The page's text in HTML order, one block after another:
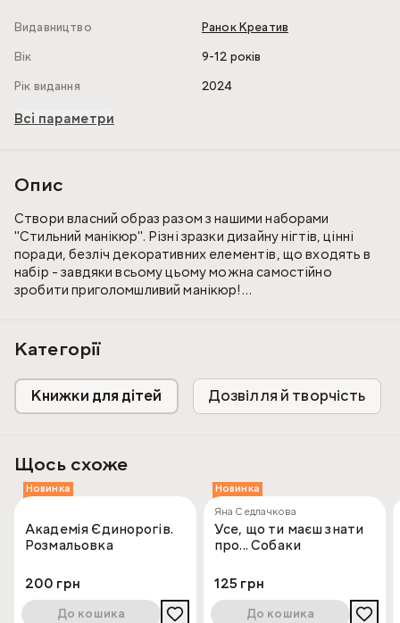
Видавництво
Ранок Креатив
Вік
9-12 років
Рік видання
2024
Всі параметри
Опис
Створи власний образ разом з нашими наборами
"Стильний манікюр". Різні зразки дизайну нігтів, цінні
поради, безліч декоративних елементів, що входять в
набір - завдяки всьому цьому можна самостійно
зробити приголомшливий манікюр!
У наборі: лак для нігтів, апельсинова паличка, блискітки,
гліттер, стрази, наліпки для нігтів, інструкція покрокова.
Категорії
Книжки для дітей Дозвілля й творчість
Щось схоже
Новинка
Академія Єдинорогів.
Розмальовка
200 грн
До кошика
Новинка
Яна Седлачкова
Усе, що ти маєш знати
про... Собаки
125 грн
До кошика